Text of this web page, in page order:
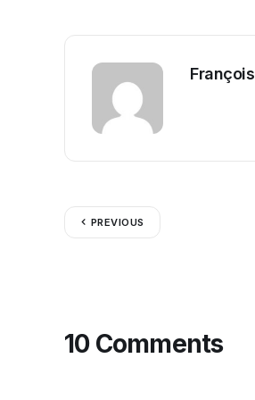
François
PREVIOUS
10 Comments